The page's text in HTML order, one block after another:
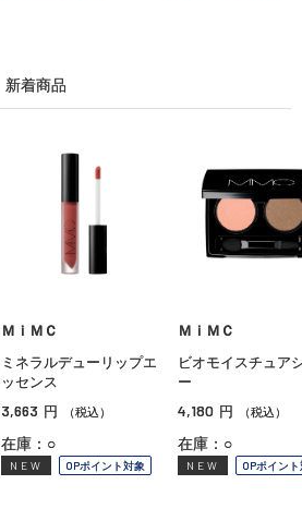
新着商品
ＭｉＭＣ
ミネラルデューリップエ
ッセンス
3,663 円 （税込）
在庫：○
NEW OPポイント対象
ＭｉＭＣ
ビオモイスチュア
ー
4,180 円 （税込）
在庫：○
NEW OPポイン